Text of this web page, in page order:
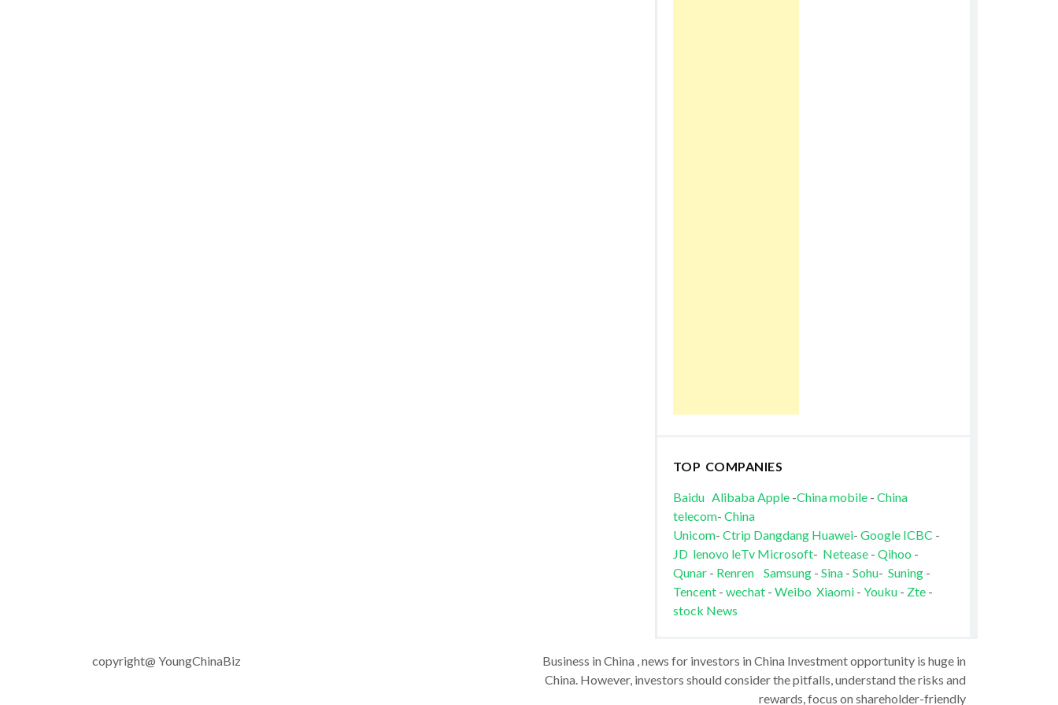
TOP COMPANIES
Baidu AlibabaApple-China mobile- China
telecom- China
Unicom- Ctrip Dangdang Huawei- Google ICBC -
JD lenovo leTv Microsoft- Netease- Qihoo -
Qunar- Renren Samsung- Sina- Sohu- Suning-
Tencent- wechat - Weibo Xiaomi- Youku - Zte-
stock News
copyright@ YoungChinaBiz
Business in China , news for investors in China Investment opportunity is huge in
China. However, investors should consider the pitfalls, understand the risks and
rewards, focus on shareholder-friendly